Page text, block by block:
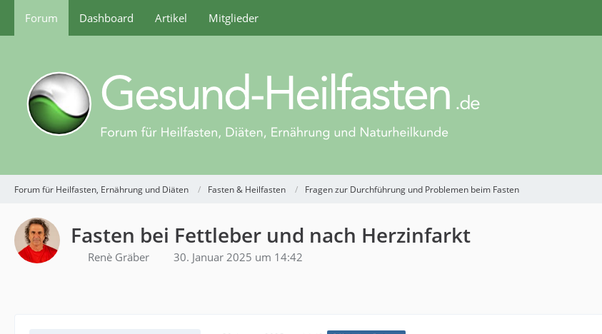
Forum Dashboard Artikel Mitglieder
Forum für Heilfasten, Ernährung und Diäten Fasten & Heilfasten Fragen zur Durchführung und Problemen beim Fasten
Fasten bei Fettleber und nach Herzinfarkt
Renè Gräber 30. Januar 2025 um 14:42